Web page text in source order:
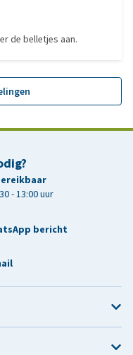
de belletjes aan.
- 13:00 uur
bericht